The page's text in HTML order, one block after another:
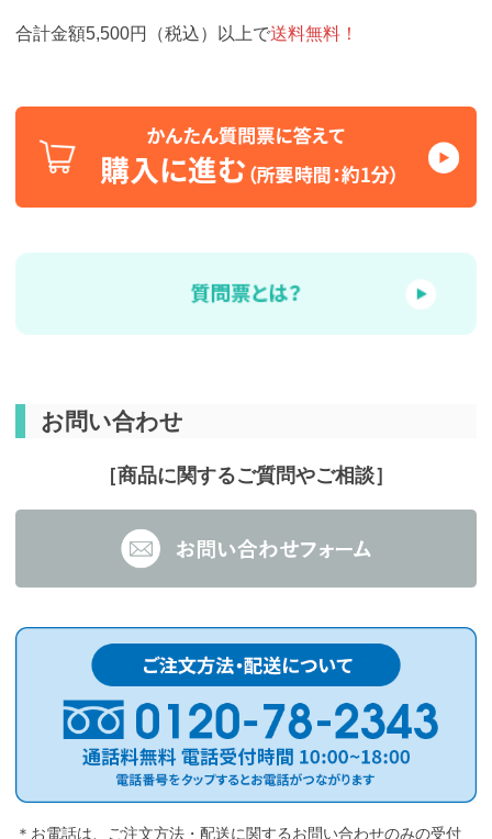
合計金額5,500円（税込）以上で送料無料！
お問い合わせ
［商品に関するご質問やご相談］
＊お電話は、ご注文方法・配送に関するお問い合わせのみの受付